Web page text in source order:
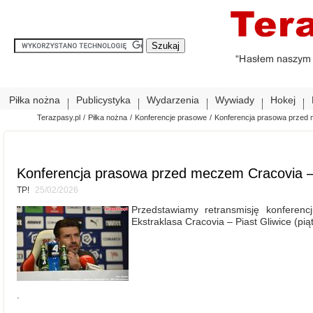
Piłka nożna Publicystyka Wydarzenia Wywiady Hokej
Terazpasy.pl / Piłka nożna / Konferencje prasowe / Konferencja prasowa przed
Konferencja prasowa przed meczem Cracovia
TP! 25/02/2026
Przedstawiamy retransmisję
Ekstraklasa Cracovia – Piast Gliwice